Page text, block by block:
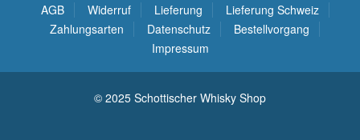
AGB Widerruf Lieferung
Lieferung Schweiz
Zahlungsarten
Datenschutz
Bestellvorgang
Impressum
© 2025 Schottischer Whisky Shop